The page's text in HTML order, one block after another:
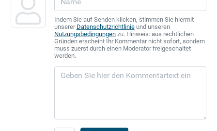
Indem Sie auf Senden klicken, stimmen Sie hiermit
unserer Datenschutzrichtlinieund unseren
Nutzungsbedingungenzu. Hinweis: aus rechtlichen
Gründen erscheint Ihr Kommentar nicht sofort, sondern
muss zuerst durch einen Moderator freigeschaltet
werden.